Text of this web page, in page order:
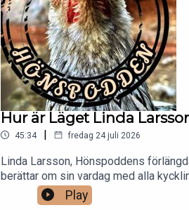
Hur är Läget Linda
45:34 | fredag 24 juli 2026
Linda Larsson, Hönspoddens
berättar om sin vardag med alla
Play